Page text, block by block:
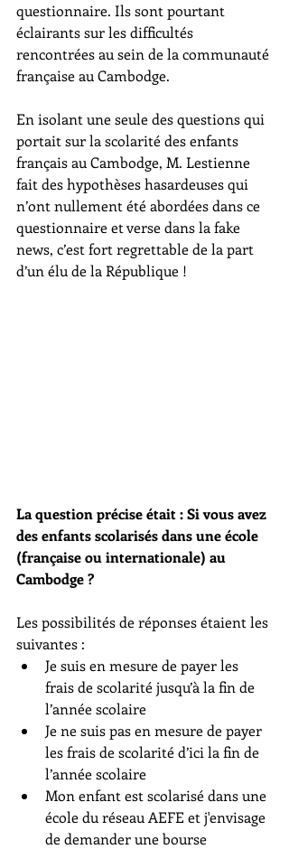
questionnaire. Ils sont pourtant
éclairants sur les difficultés
rencontrées au sein de la communauté
française au Cambodge.
En isolant une seule des questions qui
portait sur la scolarité des enfants
français au Cambodge, M. Lestienne
fait des hypothèses hasardeuses qui
n’ont nullement été abordées dans ce
questionnaire et verse dans la fake
news, c’est fort regrettable de la part
d’un élu de la République !
La question précise était : Si vous avez
des enfants scolarisés dans une école
(française ou internationale) au
Cambodge ?
Les possibilités de réponses étaient les
suivantes :
Je suis en mesure de payer les
frais de scolarité jusqu’à la fin de
l’année scolaire
Je ne suis pas en mesure de payer
les frais de scolarité d’ici la fin de
l’année scolaire
Mon enfant est scolarisé dans une
école du réseau AEFE et j'envisage
de demander une bourse